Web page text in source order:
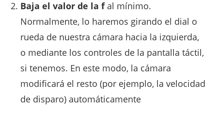
Baja el valor de la fal mínimo.
Normalmente, lo haremos girando el dial o
rueda de nuestra cámara hacia la izquierda,
o mediante los controles de la pantalla táctil,
si tenemos. En este modo, la cámara
modificará el resto (por ejemplo, la velocidad
de disparo) automáticamente